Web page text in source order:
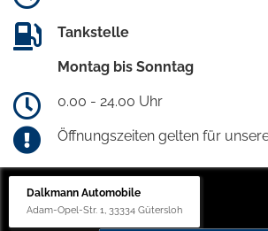
Tankstelle
Montag bis Sonntag
0.00 - 24.00 Uhr
Öffnungszeiten gelten für
Dalkmann Automobile
Adam-Opel-Str. 1, 33334 Gütersloh